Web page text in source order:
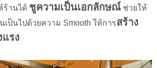
ร้านได้ ชูความเป็นเอกลักษณ์ ช่วยให้
เป็นไปด้วยความ Smooth ให้การสร้าง
รง